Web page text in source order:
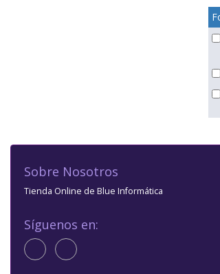
Sobre Nosotros
Tienda Online de Blue Informática
Síguenos en: